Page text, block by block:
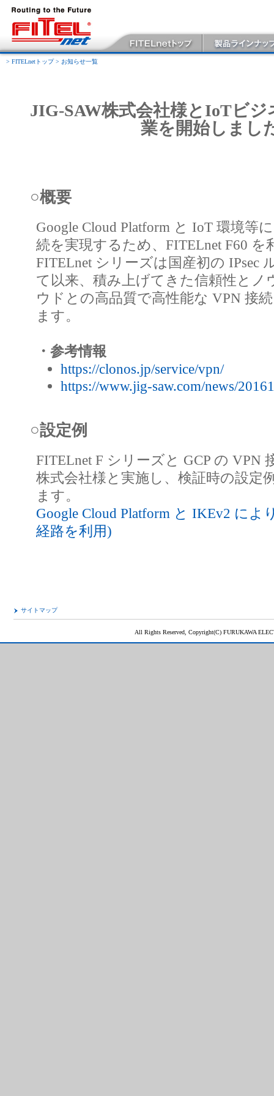
> FITELnetトップ> お知らせ一覧
JIG-SAW株式会社様とIoTビ
業を開始しまし
○概要
Google Cloud Platform と IoT 環境等
続を実現するため、FITELnet F60 を
FITELnet シリーズは国産初の IPsec
て以来、積み上げてきた信頼性とノ
ウドとの高品質で高性能な VPN 接
ます。
・参考情報
https://clonos.jp/service/vpn/
https://www.jig-saw.com/news/
○設定例
FITELnet F シリーズと GCP の VPN
株式会社様と実施し、検証時の設定
ます。
Google Cloud Platform と IKEv2 によ
経路を利用)
サイトマップ
All Rights Reserved, Copyright(C) FURUKAWA